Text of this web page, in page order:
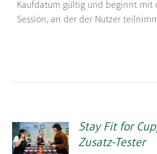
Kaufdatum gültig und beginnt mit
Session, an der der Nutzer
Stay Fit for
Zusatz-Tester